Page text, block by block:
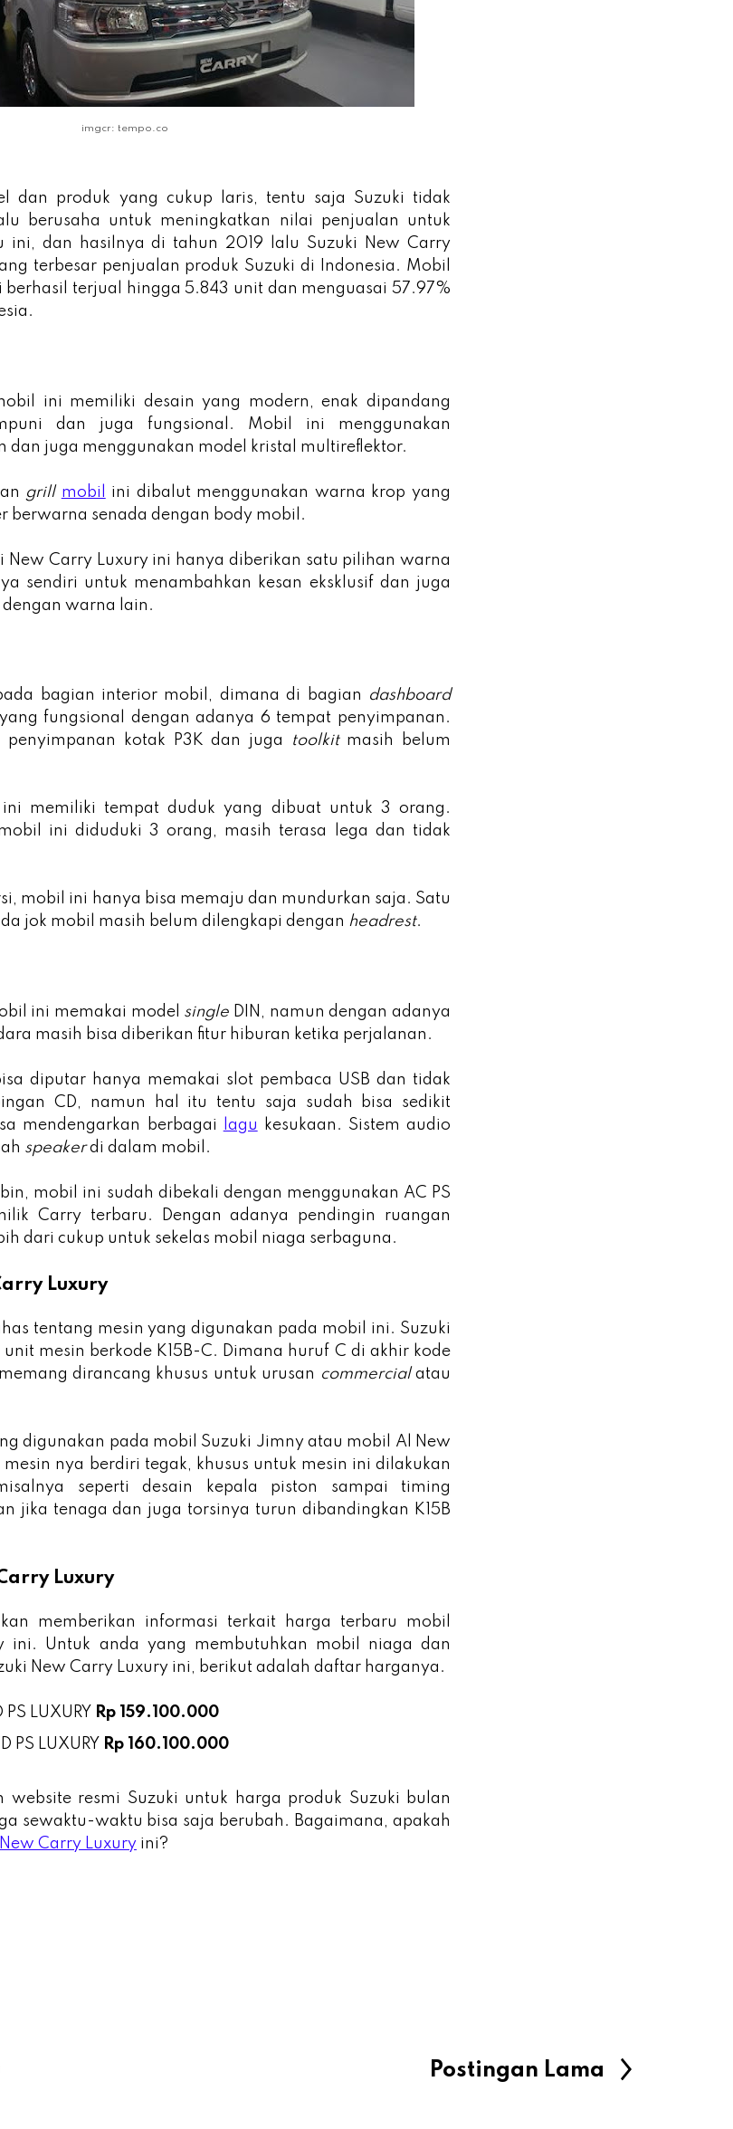
imgcr: tempo.co
dan produk yang cukup laris, tentu saja Suzuki tidak
berusaha untuk meningkatkan nilai penjualan untuk
ini, dan hasilnya di tahun 2019 lalu Suzuki New Carry
terbesar penjualan produk Suzuki di Indonesia. Mobil
terjual hingga 5.843 unit dan menguasai 57.97%
ini memiliki desain yang modern, enak dipandang
dan juga fungsional. Mobil ini menggunakan
dan juga menggunakan model kristal multireflektor.
grill mobil
ini dibalut menggunakan warna krop yang
berwarna senada dengan body mobil.
New Carry Luxury ini hanya diberikan satu pilihan warna
sendiri untuk menambahkan kesan eksklusif dan juga
warna lain.
bagian interior mobil, dimana di bagian
dashboard
fungsional dengan adanya 6 tempat penyimpanan.
penyimpanan kotak P3K dan juga
toolkitmasih belum
memiliki tempat duduk yang dibuat untuk 3 orang.
ini diduduki 3 orang, masih terasa lega dan tidak
mobil ini hanya bisa memaju dan mundurkan saja. Satu
jok mobil masih belum dilengkapi dengan headrest.
ini memakai model single DIN, namun dengan adanya
masih bisa diberikan fitur hiburan ketika perjalanan.
diputar hanya memakai slot pembaca USB dan tidak
CD, namun hal itu tentu saja sudah bisa sedikit
mendengarkan berbagai
lagu kesukaan. Sistem audio
speakerdi dalam mobil.
mobil ini sudah dibekali dengan menggunakan AC PS
Carry terbaru. Dengan adanya pendingin ruangan
dari cukup untuk sekelas mobil niaga serbaguna.
Luxury
tentang mesin yang digunakan pada mobil ini. Suzuki
mesin berkode K15B-C. Dimana huruf C di akhir kode
dirancang khusus untuk urusan commercialatau
digunakan pada mobil Suzuki Jimny atau mobil Al New
nya berdiri tegak, khusus untuk mesin ini dilakukan
seperti desain kepala piston sampai timing
jika tenaga dan juga torsinya turun dibandingkan K15B
Luxury
memberikan informasi terkait harga terbaru mobil
ini. Untuk anda yang membutuhkan mobil niaga dan
New Carry Luxury ini, berikut adalah daftar harganya.
LUXURY Rp 159.100.000
PS LUXURY Rp 160.100.000
website resmi Suzuki untuk harga produk Suzuki bulan
sewaktu-waktu bisa saja berubah. Bagaimana, apakah
Carry Luxury ini?
Postingan Lama